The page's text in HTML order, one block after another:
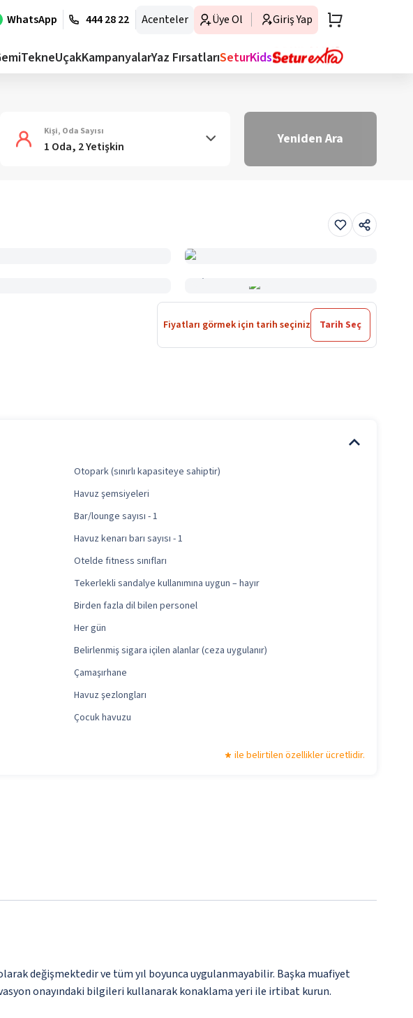
WhatsApp 444 28 22 Acenteler Üye Ol Giriş Yap
TekneUçakKampanyalarYaz FırsatlarıSeturKids
Kişi, Oda Sayısı
1 Oda, 2 Yetişkin Yeniden Ara
Fiyatları görmek için tarih seçiniz Tarih Seç
Otopark (sınırlı kapasiteye sahiptir)
Havuz şemsiyeleri
Bar/lounge sayısı - 1
Havuz kenarı barı sayısı - 1
Otelde fitness sınıfları
Tekerlekli sandalye kullanımına uygun – hayır
Birden fazla dil bilen personel
Her gün
Belirlenmiş sigara içilen alanlar (ceza uygulanır)
Çamaşırhane
Havuz şezlongları
Çocuk havuzu
ile belirtilen özellikler ücretlidir.
değişmektedir ve tüm yıl boyunca uygulanmayabilir. Başka muafiyet
onayındaki bilgileri kullanarak konaklama yeri ile irtibat kurun.